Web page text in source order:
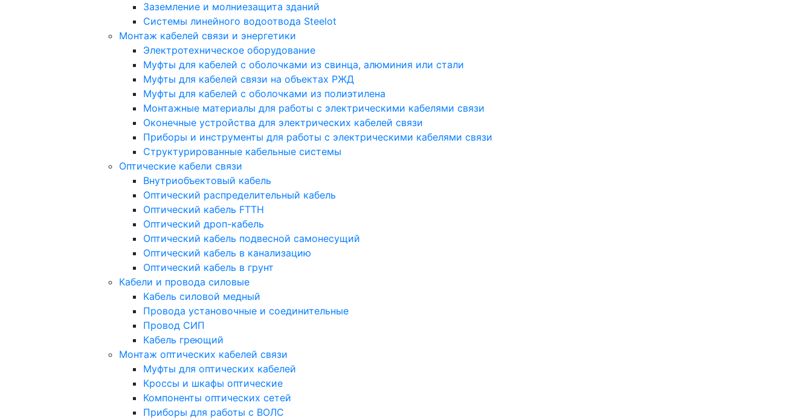
Заземление и молниезащита зданий
Системы линейного водоотвода Steelot
Монтаж кабелей связи и энергетики
Электротехническое оборудование
Муфты для кабелей с оболочками из свинца, алюминия или стали
Муфты для кабелей связи на объектах РЖД
Муфты для кабелей с оболочками из полиэтилена
Монтажные материалы для работы с электрическими кабелями связи
Оконечные устройства для электрических кабелей связи
Приборы и инструменты для работы с электрическими кабелями связи
Структурированные кабельные системы
Оптические кабели связи
Внутриобъектовый кабель
Оптический распределительный кабель
Оптический кабель FTTH
Оптический дроп-кабель
Оптический кабель подвесной самонесущий
Оптический кабель в канализацию
Оптический кабель в грунт
Кабели и провода силовые
Кабель силовой медный
Провода установочные и соединительные
Провод СИП
Кабель греющий
Монтаж оптических кабелей связи
Муфты для оптических кабелей
Кроссы и шкафы оптические
Компоненты оптических сетей
Приборы для работы с ВОЛС